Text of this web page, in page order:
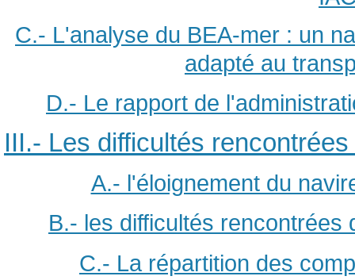
C.- L'analyse du BEA-mer : un
adapté au
D.- Le rapport de
III.- Les difficultés
A.- l'éloignement du
B.- les difficultés rencontrées
C.- La répartition des